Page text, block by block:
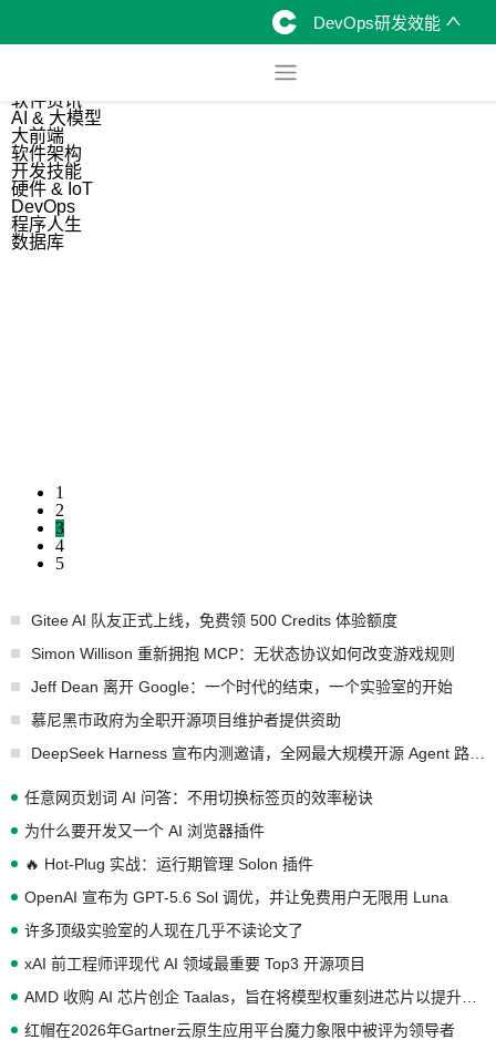
DevOps研发效能
软件资讯
AI & 大模型
大前端
软件架构
开发技能
硬件 & IoT
DevOps
程序人生
数据库
1
2
3
4
5
Gitee AI 队友正式上线，免费领 500 Credits 体验额度
Simon Willison 重新拥抱 MCP：无状态协议如何改变游戏规则
Jeff Dean 离开 Google：一个时代的结束，一个实验室的开始
慕尼黑市政府为全职开源项目维护者提供资助
任意网页划词 AI 问答：不用切换标签页的效率秘诀
为什么要开发又一个 AI 浏览器插件
🔥 Hot-Plug 实战：运行期管理 Solon 插件
OpenAI 宣布为 GPT-5.6 Sol 调优，并让免费用户无限用 Luna
许多顶级实验室的人现在几乎不读论文了
xAI 前工程师评现代 AI 领域最重要 Top3 开源项目
红帽在2026年Gartner云原生应用平台魔力象限中被评为领导者